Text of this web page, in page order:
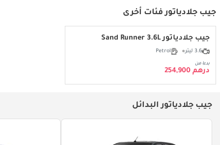
جيب جلادياتور فئات أخرى
جيب جلادياتور Sand Runner 3.6L
3.6 ليتر Petrol
بدءا من
درهم 254,900
جيب جلادياتور البدائل